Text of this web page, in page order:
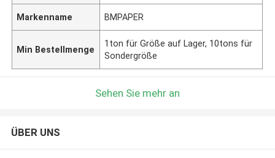
Markenname BMPAPER
Min Bestellmenge
1ton für Größe auf Lager, 10tons für
Sondergröße
Sehen Sie mehr an
ÜBER UNS